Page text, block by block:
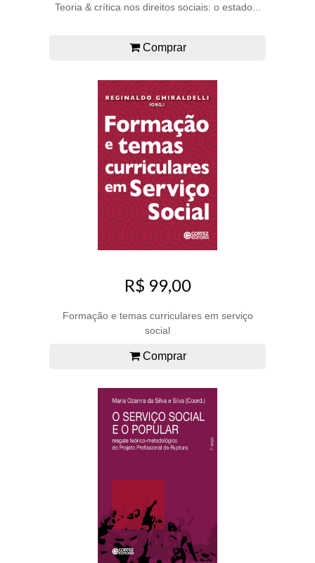
Teoria & crítica nos direitos sociais: o estado...
Comprar
R$ 99,00
Formação e temas curriculares em serviço
social
Comprar